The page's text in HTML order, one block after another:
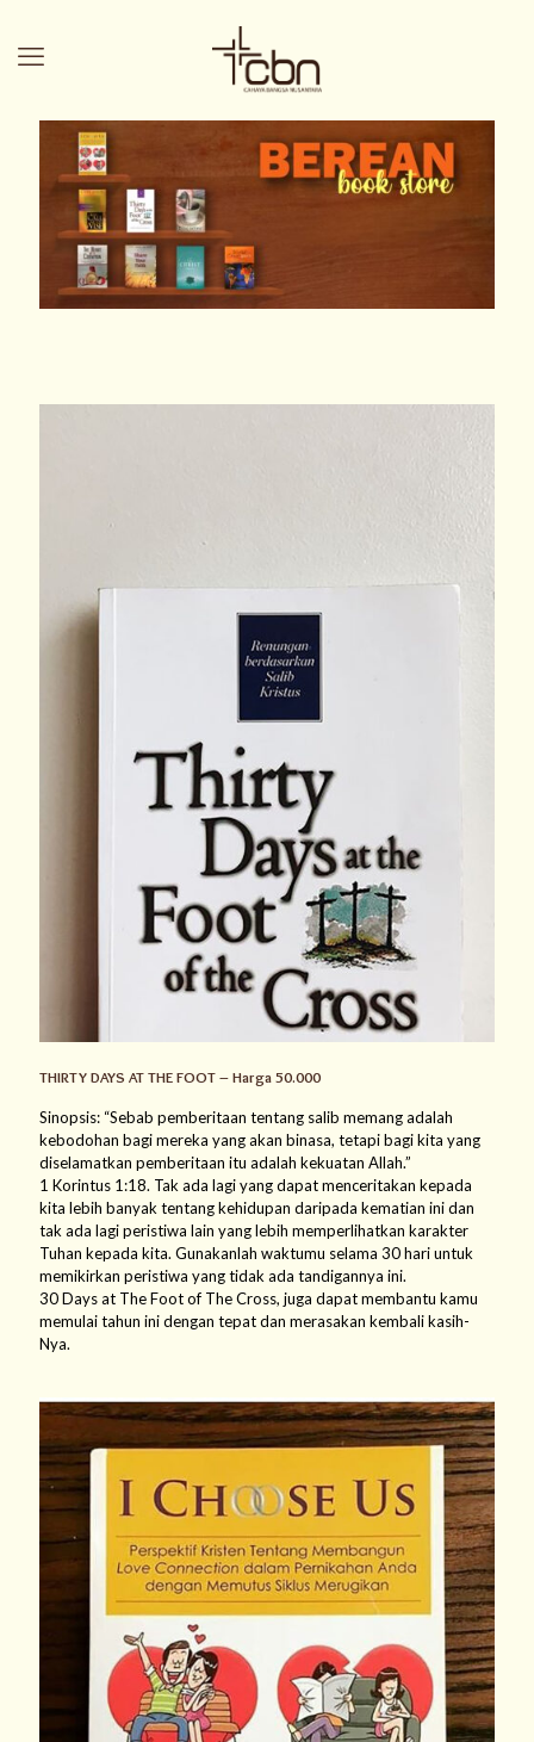
THIRTY DAYS AT THE FOOT – Harga 50.000
Sinopsis: “Sebab pemberitaan tentang salib memang adalah
kebodohan bagi mereka yang akan binasa, tetapi bagi kita yang
diselamatkan pemberitaan itu adalah kekuatan Allah.”
1 Korintus 1:18. Tak ada lagi yang dapat menceritakan kepada
kita lebih banyak tentang kehidupan daripada kematian ini dan
tak ada lagi peristiwa lain yang lebih memperlihatkan karakter
Tuhan kepada kita. Gunakanlah waktumu selama 30 hari untuk
memikirkan peristiwa yang tidak ada tandigannya ini.
30 Days at The Foot of The Cross, juga dapat membantu kamu
memulai tahun ini dengan tepat dan merasakan kembali kasih-
Nya.